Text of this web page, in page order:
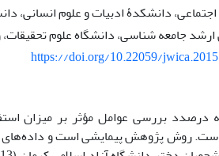
دانشکدۀ ادبیات و علوم انسانی،
جامعه شناسی، دانشگاه علوم
https://doi.org/10.22059/
در‌صدد بررسی عوامل مؤثر بر میزان
روش پژوهش پیمایشی است و داده‌های